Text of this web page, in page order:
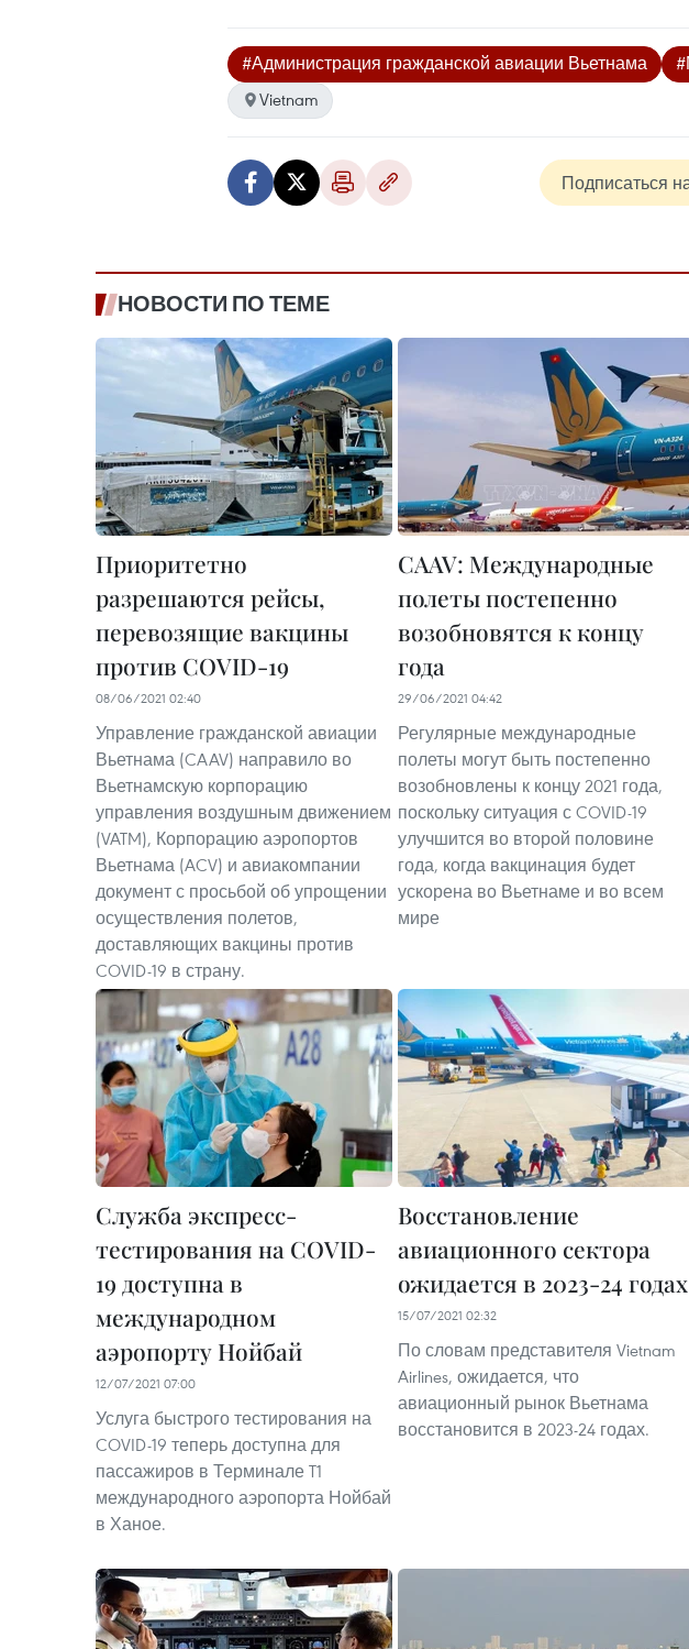
#Администрация гражданской авиации Вьетнама
Vietnam
Подписаться
НОВОСТИ ПО ТЕМЕ
Приоритетно
разрешаются рейсы,
перевозящие вакцины
против COVID-19
08/06/2021 02:40
Управление гражданской авиации
Вьетнама (CAAV) направило во
Вьетнамскую корпорацию
управления воздушным движением
(VATM), Корпорацию аэропортов
Вьетнама (ACV) и авиакомпании
документ с просьбой об упрощении
осуществления полетов,
доставляющих вакцины против
COVID-19 в страну.
CAAV: Международные
полеты постепенно
возобновятся к концу
года
29/06/2021 04:42
Регулярные международные
полеты могут быть постепенно
возобновлены к концу 2021 года,
поскольку ситуация с COVID-19
улучшится во второй половине
года, когда вакцинация будет
ускорена во Вьетнаме и во всем
мире
Служба экспресс-
тестирования на COVID-
19 доступна в
международном
аэропорту Нойбай
12/07/2021 07:00
Услуга быстрого тестирования на
COVID-19 теперь доступна для
пассажиров в Терминале T1
международного аэропорта Нойбай
в Ханое.
Восстановление
авиационного сектора
ожидается в 2023-24 годах
15/07/2021 02:32
По словам представителя Vietnam
Airlines, ожидается, что
авиационный рынок Вьетнама
восстановится в 2023-24 годах.